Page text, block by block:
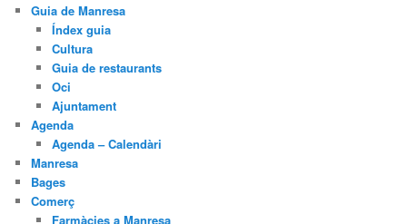
Guia de Manresa
Índex guia
Cultura
Guia de restaurants
Oci
Ajuntament
Agenda
Agenda – Calendàri
Manresa
Bages
Comerç
Farmàcies a Manresa